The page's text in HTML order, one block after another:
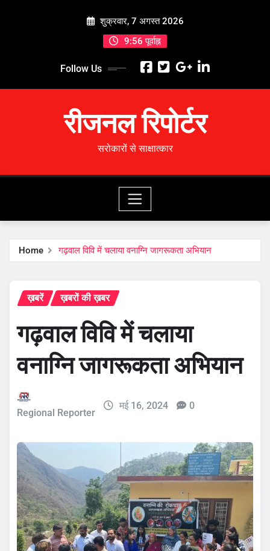
शुक्रवार, 7 अगस्त 2026
9:56 पूर्वाह्न
Follow Us
रीजनल रिपोर्टर
सरोकारों से साक्षात्कार
Home गढ़वाल विवि में चलाया वनाग्नि जागरूकता अभियान
ख़बरें ख़बरों की ख़बर
गढ़वाल विवि में चलाया
वनाग्नि जागरूकता अभियान
Regional Reporter
मई 16, 2024 0